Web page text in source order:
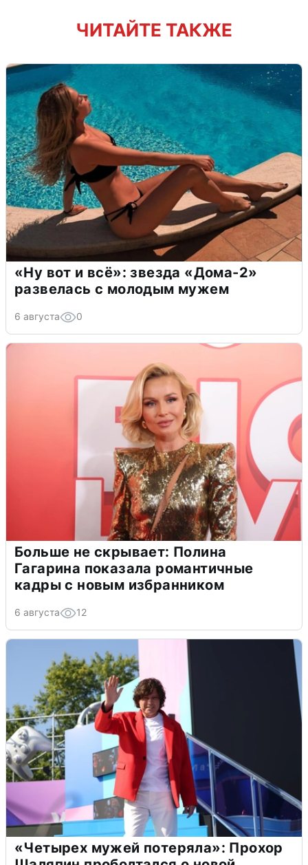
ЧИТАЙТЕ ТАКЖЕ
«Ну вот и всё»: звезда «Дома-2»
развелась с молодым мужем
6 августа 0
Больше не скрывает: Полина
Гагарина показала романтичные
кадры с новым избранником
6 августа 12
«Четырех мужей потеряла»: Прохор